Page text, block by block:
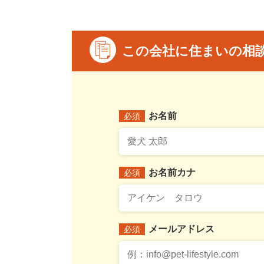
この会社に住まいの相
必須 お名前
必須 お名前カナ
必須 メールアドレス